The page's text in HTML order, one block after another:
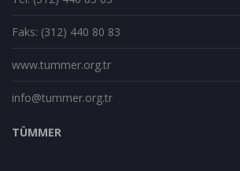
Faks: (312) 440 80 83
www.tummer.org.tr
info@tummer.org.tr
TÜMMER